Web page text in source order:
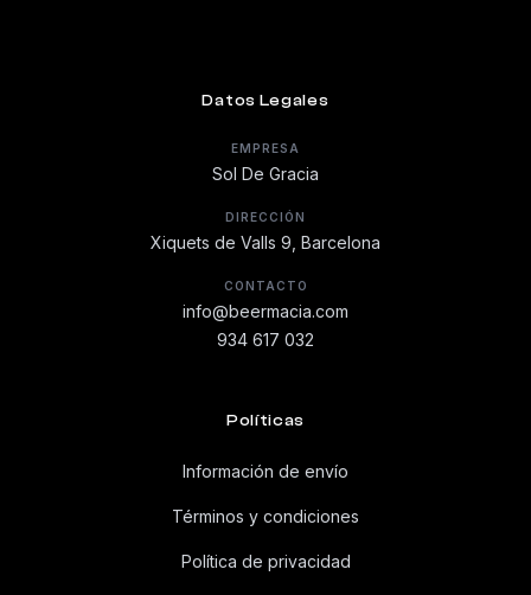
Datos Legales
EMPRESA
Sol De Gracia
DIRECCIÓN
Xiquets de Valls 9, Barcelona
CONTACTO
info@beermacia.com
934 617 032
Políticas
Información de envío
Términos y condiciones
Política de privacidad